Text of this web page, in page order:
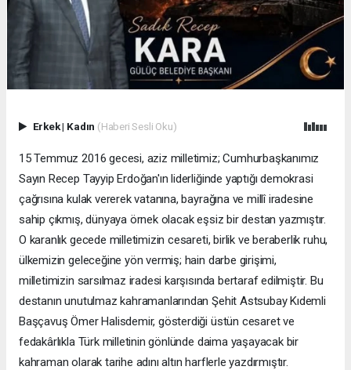
Erkek| Kadın (Haberi Sesli Oku)
15 Temmuz 2016 gecesi, aziz milletimiz; Cumhurbaşkanımız
Sayın Recep Tayyip Erdoğan'ın liderliğinde yaptığı demokrasi
çağrısına kulak vererek vatanına, bayrağına ve millî iradesine
sahip çıkmış, dünyaya örnek olacak eşsiz bir destan yazmıştır.
O karanlık gecede milletimizin cesareti, birlik ve beraberlik ruhu,
ülkemizin geleceğine yön vermiş; hain darbe girişimi,
milletimizin sarsılmaz iradesi karşısında bertaraf edilmiştir. Bu
destanın unutulmaz kahramanlarından Şehit Astsubay Kıdemli
Başçavuş Ömer Halisdemir, gösterdiği üstün cesaret ve
fedakârlıkla Türk milletinin gönlünde daima yaşayacak bir
kahraman olarak tarihe adını altın harflerle yazdırmıştır.